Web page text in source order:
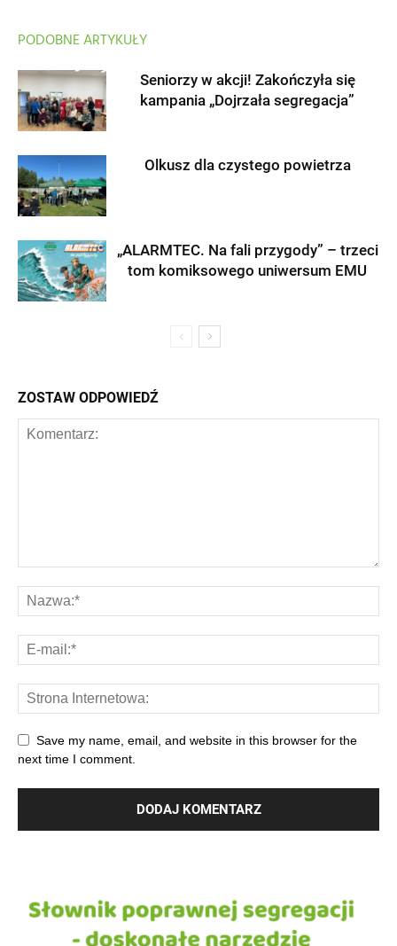
PODOBNE ARTYKUŁY
Seniorzy w akcji! Zakończyła się
kampania „Dojrzała segregacja”
Olkusz dla czystego powietrza
„ALARMTEC. Na fali przygody” – trzeci
tom komiksowego uniwersum EMU
ZOSTAW ODPOWIEDŹ
Save my name, email, and website in this browser for the
next time I comment.